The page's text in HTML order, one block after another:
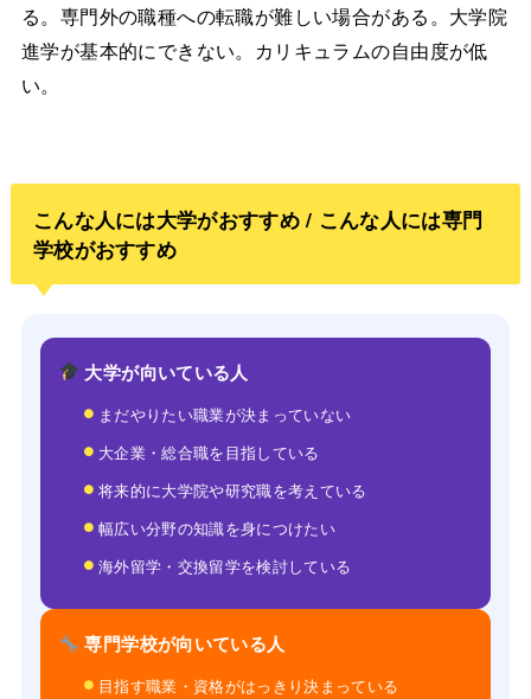
る。専門外の職種への転職が難しい場合がある。大学院
進学が基本的にできない。カリキュラムの自由度が低
い。
こんな人には大学がおすすめ / こんな人には専門
学校がおすすめ
大学が向いている人
まだやりたい職業が決まっていない
大企業・総合職を目指している
将来的に大学院や研究職を考えている
幅広い分野の知識を身につけたい
海外留学・交換留学を検討している
専門学校が向いている人
目指す職業・資格がはっきり決まっている